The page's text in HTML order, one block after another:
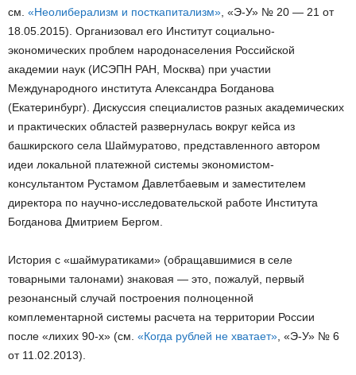
см. «Неолиберализм и посткапитализм» , «Э-У» № 20 — 21 от
18.05.2015). Организовал его Институт социально-
экономических проблем народонаселения Российской
академии наук (ИСЭПН РАН, Москва) при участии
Международного института Александра Богданова
(Екатеринбург). Дискуссия специалистов разных академических
и практических областей развернулась вокруг кейса из
башкирского села Шаймуратово, представленного автором
идеи локальной платежной системы экономистом-
консультантом Рустамом Давлетбаевым и заместителем
директора по научно-исследовательской работе Института
Богданова Дмитрием Бергом.
История с «шаймуратиками» (обращавшимися в селе
товарными талонами) знаковая — это, пожалуй, первый
резонансный случай построения полноценной
комплементарной системы расчета на территории России
после «лихих 90-х» (см. «Когда рублей не хватает» , «Э-У» № 6
от 11.02.2013).